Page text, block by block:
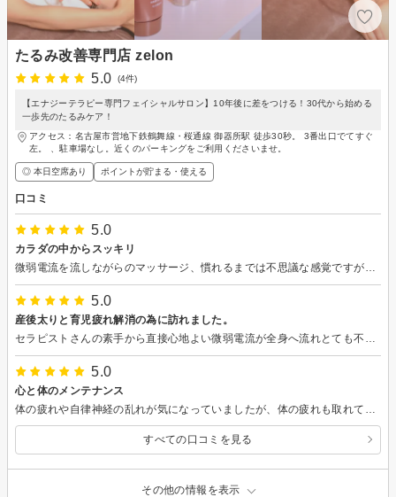
たるみ改善専門店 zelon
5.0
(4件)
【エナジーテラピー専門フェイシャルサロン】10年後に差をつける！30代から始める
一歩先のたるみケア！
アクセス：名古屋市営地下鉄鶴舞線・桜通線 御器所駅 徒歩30秒。 3番出口でてすぐ
左。 、駐車場なし。近くのパーキングをご利用くださいませ。
◎ 本日空席あり ポイントが貯まる・使える
口コミ
5.0
カラダの中からスッキリ
5.0
産後太りと育児疲れ解消の為に訪れました。
5.0
心と体のメンテナンス
すべての口コミを見る
その他の情報を表示